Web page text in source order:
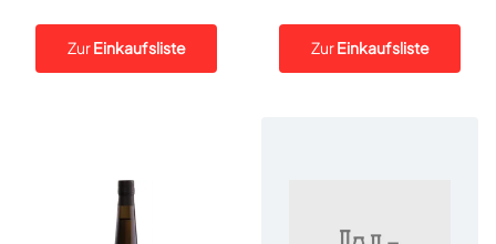
ZurEinkaufsliste ZurEinkaufsliste